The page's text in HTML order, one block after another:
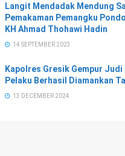
Langit Mendadak Mendung
Pemakaman Pemangku
KH Ahmad Thohawi Hadin
14 SEPTEMBER 2023
Kapolres Gresik Gempur Judi
Pelaku Berhasil Diamankan
13 DECEMBER 2024